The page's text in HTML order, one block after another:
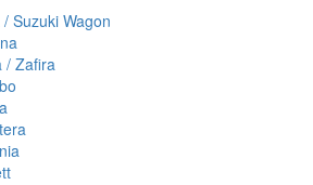
Suzuki Wagon
/ Zafira